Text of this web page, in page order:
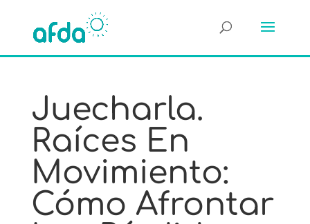
Juecharla.
Raíces En
Movimiento:
Cómo Afrontar